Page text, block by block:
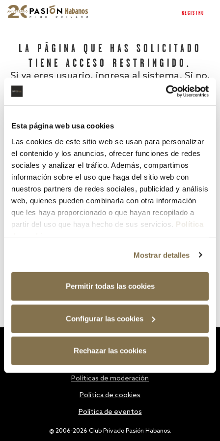
Esta página web usa cookies
Las cookies de este sitio web se usan para personalizar
el contenido y los anuncios, ofrecer funciones de redes
sociales y analizar el tráfico. Además, compartimos
información sobre el uso que haga del sitio web con
nuestros partners de redes sociales, publicidad y análisis
web, quienes pueden combinarla con otra información
que les haya proporcionado o que hayan recopilado a
partir del uso que haya hecho de sus servicios. Política
Mostrar detalles
Permitir todas las cookies
Configurar las cookies
Rechazar las cookies
REGISTRO
LA PÁGINA QUE HAS SOLICITADO
TIENE ACCESO RESTRINGIDO.
Si ya eres usuario, ingresa al sistema. Si no,
¿Has olvidado tu contraseña?
@ 2006-2026 Club Privado Pasión Habanos.
Políticas de moderación
Política de cookies
Política de eventos